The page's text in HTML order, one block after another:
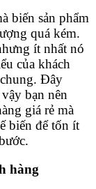
biến sản phẩm
quá kém.
ít nhất nó
của khách
Đây
bạn nên
giá rẻ mà
biến để tốn ít
hàng